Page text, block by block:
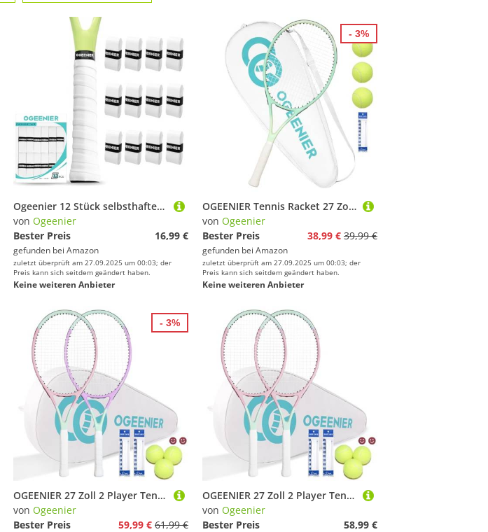
Ogeenier 12 Stück selbsthaftendes Tennis Griffband Anti-Rutsch und Anti-Schweiß für Overgrip Tennisschläger, Padel Griffband,Tennis,Badminton,Squashschläger
von Ogeenier
Bester Preis
16,99 €
gefunden bei Amazon
zuletzt überprüft am 27.09.2025 um 00:03; der
Preis kann sich seitdem geändert haben.
Keine weiteren Anbieter
OGEENIER Tennis Racket 27 Zoll Tennisschläger Damen Herren Tennis Schläger für Erwachsene Anfänger und Freizeitschläger leichte mit 1 Griffband und 3 Bällen und1 Tennis-Vibrationsdämpfer
von Ogeenier
Bester Preis
38,99 € 39,99 €
gefunden bei Amazon
zuletzt überprüft am 27.09.2025 um 00:03; der
Preis kann sich seitdem geändert haben.
Keine weiteren Anbieter
- 3%
OGEENIER 27 Zoll 2 Player Tennisschläger Racket Set für Erwachsene Tennisschläger Damen Herren, für Anfänger mit 2 Griffband und 3 Bällen und 2 Tennis-Vibrationsdämpfer 1 Tennis Tasche
von Ogeenier
Bester Preis
59,99 € 61,99 €
- 3%
OGEENIER 27 Zoll 2 Player Tennisschläger Racket Set für Erwachsene Tennisschläger Damen Herren, für Anfänger mit 2 Griffband und 3 Bällen und 2 Tennis-Vibrationsdämpfer 1 Tennis Tasche
von Ogeenier
Bester Preis
58,99 €